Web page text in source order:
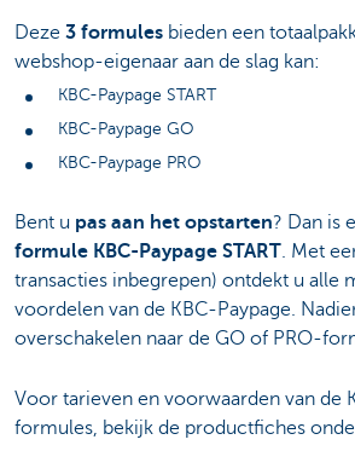
Deze 3 formules bieden een
webshop-eigenaar aan de slag kan:
KBC-Paypage START
KBC-Paypage GO
KBC-Paypage PRO
Bent u pas aan het opstarten? Dan is
formule KBC-Paypage START. Met
transacties inbegrepen) ontdekt u alle
voordelen van de KBC-Paypage.
overschakelen naar de GO of PRO-
Voor tarieven en voorwaarden van de
formules, bekijk de productfiches